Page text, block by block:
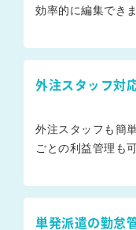
効率的に編集できま
外注スタッフ対
外注スタッフも簡
ごとの利益管理も
単発派遣の勤怠